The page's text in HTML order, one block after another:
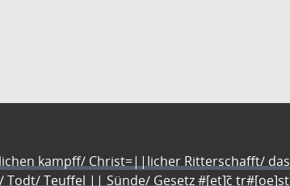
kampff/ Christ=||licher Ritterschafft/
Teuffel || Sünde/ Gesetz #[et]c̃